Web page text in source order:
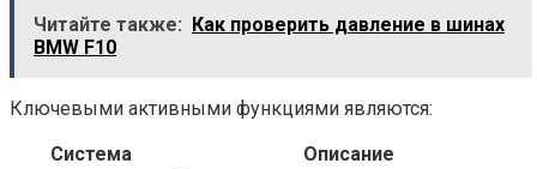
Читайте также: Как проверить давление в шинах
BMW F10
Ключевыми активными функциями являются:
Система
Описание